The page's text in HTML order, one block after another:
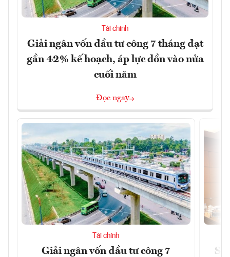
Tài chính
Giải ngân vốn đầu tư công 7 tháng đạt
gần 42% kế hoạch, áp lực dồn vào nửa
cuối năm
Đọc ngay
Tài chính
Giải ngân vốn đầu tư công 7